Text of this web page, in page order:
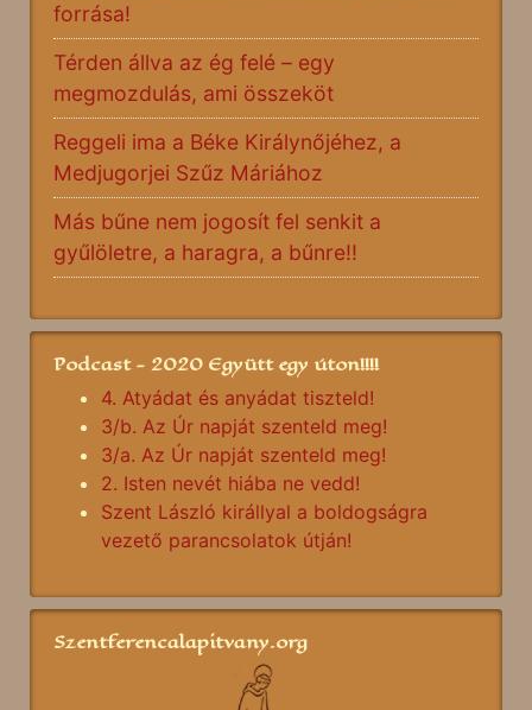
forrása!
Térden állva az ég felé – egy
megmozdulás, ami összeköt
Reggeli ima a Béke Királynőjéhez, a
Medjugorjei Szűz Máriához
Más bűne nem jogosít fel senkit a
gyűlöletre, a haragra, a bűnre!!
Podcast - 2020 Együtt egy úton!!!!
4. Atyádat és anyádat tiszteld!
3/b. Az Úr napját szenteld meg!
3/a. Az Úr napját szenteld meg!
2. Isten nevét hiába ne vedd!
Szent László királlyal a boldogságra
vezető parancsolatok útján!
Szentferencalapitvany.org